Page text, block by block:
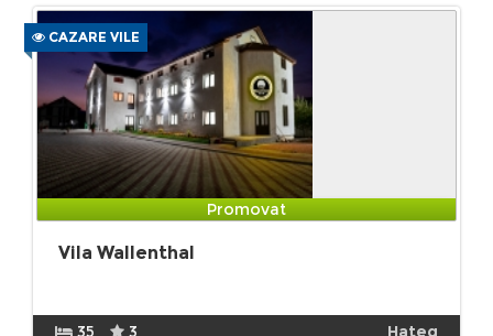
CAZARE VILE
Promovat
Vila Wallenthal
35 3 Hateg